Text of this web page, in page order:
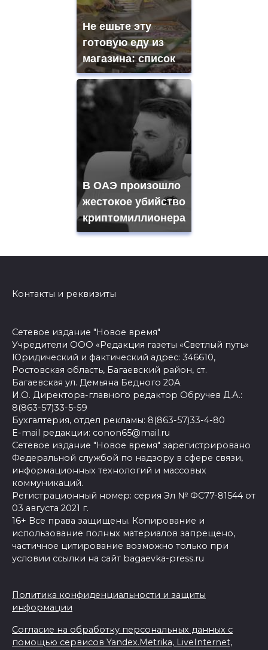
Не ешьте эту
готовую еду из
магазина: список
В ОАЭ произошло
жестокое убийство
криптомиллионера
Контакты и реквизиты
Сетевое издание "Новое время"
Учредители ООО «Редакция газеты «Светлый путь»
Юридический и фактический адрес: 346610,
Ростовская область, Багаевский район, ст.
Багаевская ул. Демьяна Бедного 20А
И.О. Директора-главного редактор Обручев Д.А.:
8(863-57)33-5-59
Бухгалтерия, отдел рекламы: 8(863-57)33-4-80
E-mail редакции: conon65@mail.ru
Сетевое издание "Новое время" зарегистрировано
Федеральной службой по надзору в сфере связи,
информационных технологий и массовых
коммуникаций.
Регистрационный номер: серия Эл № ФС77-81544 от
03 августа 2021 г.
16+ Все права защищены. Копирование и
использование полных материалов запрещено,
частичное цитирование возможно только при
условии ссылки на сайт bagaevka-press.ru
Политика конфиденциальности и защиты
информации
Согласие на обработку персональных данных с
помощью сервисов Yandex.Metrika, LiveInternet,